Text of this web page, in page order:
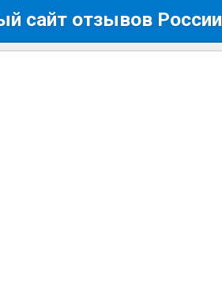
сайт отзывов России